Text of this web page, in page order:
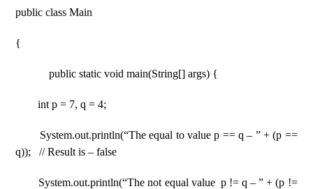
public class Main
{
public static void main(String[] args) {
int p = 7, q = 4;
System.out.println(“The equal to value p == q – ” + (p ==
q)); // Result is – false
System.out.println(“The not equal value p != q – ” + (p !=